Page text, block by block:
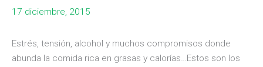
17 diciembre, 2015
Estrés, tensión, alcohol y muchos compromisos donde
abunda la comida rica en grasas y calorías…Estos son los